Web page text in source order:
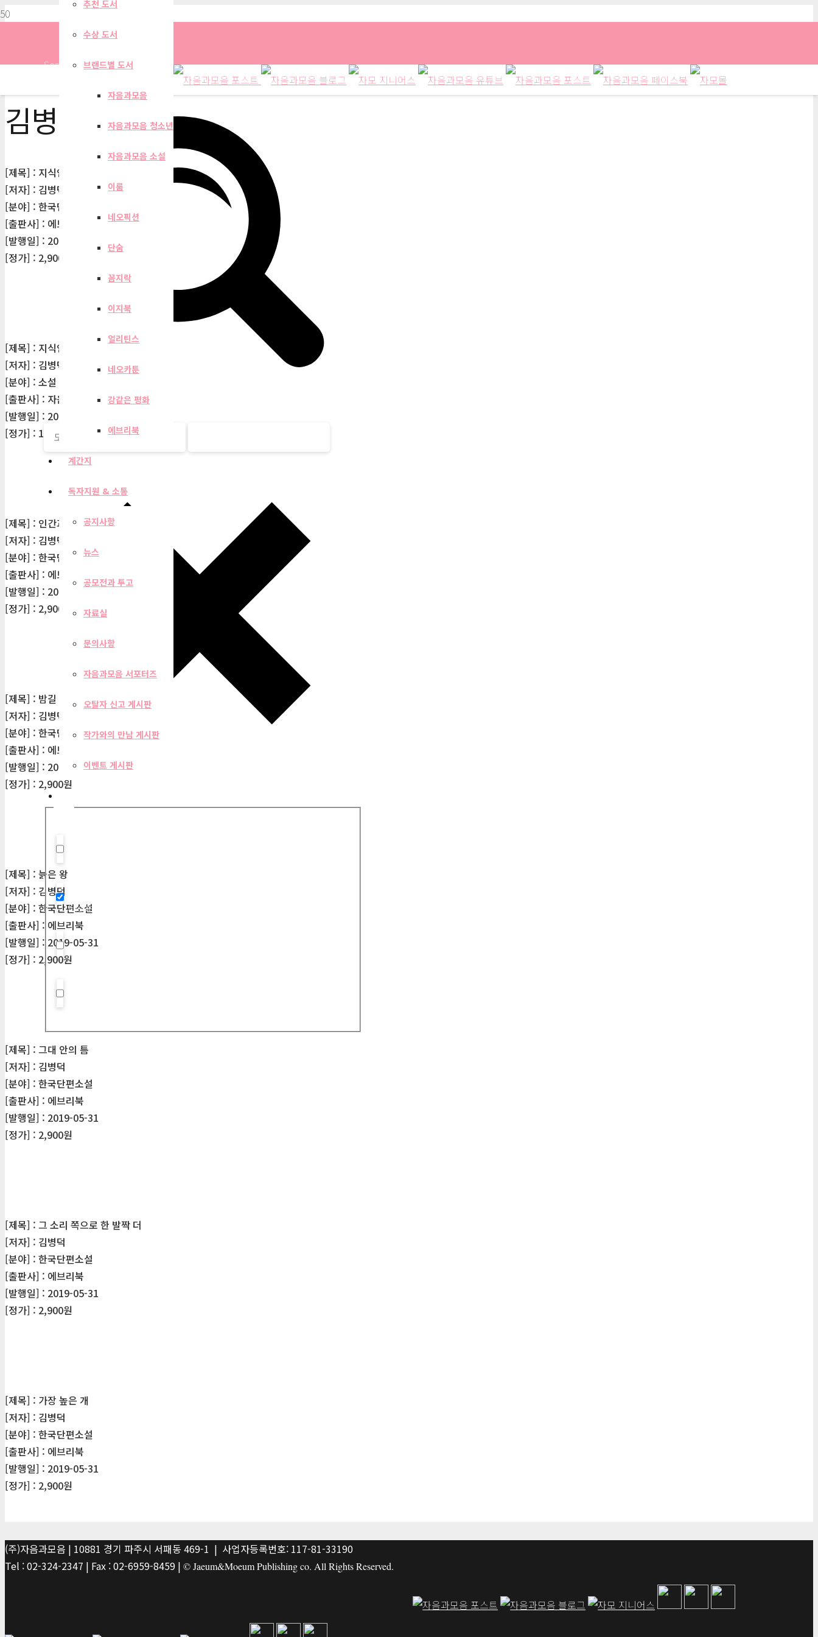
Search
Hidden label
Hidden label
추천 도서
수상 도서
브랜드별 도서
자음과모음
자음과모음 청소년
자음과모음 소설
이룸
네오픽션
단숨
꼼지락
이지북
얼리틴스
네오카툰
강같은 평화
에브리북
계간지
독자지원 & 소통
공지사항
뉴스
공모전과 투고
자료실
문의사항
자음과모음 서포터즈
오탈자 신고 게시판
작가와의 만남 게시판
이벤트 게시판
김병덕
[제목] : 지식인의 언어생활
[저자] : 김병덕
[분야] : 한국단편소설
[출판사] : 에브리북
[발행일] : 2019-05-31
[정가] : 2,900원
[제목] : 지식인의 언어생활
[저자] : 김병덕
[분야] : 소설
[출판사] : 자음과모음
[발행일] : 2012-06-18
[정가] : 12,000원
[제목] : 인간과 다른 인간
[저자] : 김병덕
[분야] : 한국단편소설
[출판사] : 에브리북
[발행일] : 2018-02-19
[정가] : 2,900원
[제목] : 밤길 저 너머
[저자] : 김병덕
[분야] : 한국단편소설
[출판사] : 에브리북
[발행일] : 2019-05-31
[정가] : 2,900원
[제목] : 늙은 왕
[저자] : 김병덕
[분야] : 한국단편소설
[출판사] : 에브리북
[발행일] : 2019-05-31
[정가] : 2,900원
[제목] : 그대 안의 틈
[저자] : 김병덕
[분야] : 한국단편소설
[출판사] : 에브리북
[발행일] : 2019-05-31
[정가] : 2,900원
[제목] : 그 소리 쪽으로 한 발짝 더
[저자] : 김병덕
[분야] : 한국단편소설
[출판사] : 에브리북
[발행일] : 2019-05-31
[정가] : 2,900원
[제목] : 가장 높은 개
[저자] : 김병덕
[분야] : 한국단편소설
[출판사] : 에브리북
[발행일] : 2019-05-31
[정가] : 2,900원
(주)자음과모음 | 10881 경기 파주시 서패동 469-1 | 사업자등록번호: 117-81-33190
Tel : 02-324-2347 | Fax : 02-6959-8459 | © Jaeum&Moeum Publishing co. All Rights Reserved.